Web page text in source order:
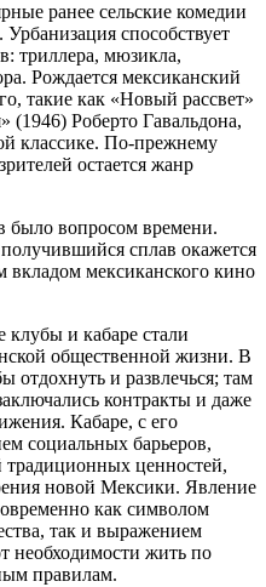
ранее сельские комедии
способствует
триллера, мюзикла,
Рождается мексиканский
такие как «Новый рассвет»
(1946) Роберто Гавальдона,
классике. По-прежнему
остается жанр
было вопросом времени.
сплав окажется
вкладом мексиканского кино
и кабаре стали
общественной жизни. В
отдохнуть и развлечься; там
контракты и даже
Кабаре, с его
социальных барьеров,
ценностей,
новой Мексики. Явление
как символом
так и выражением
необходимости жить по
правилам.